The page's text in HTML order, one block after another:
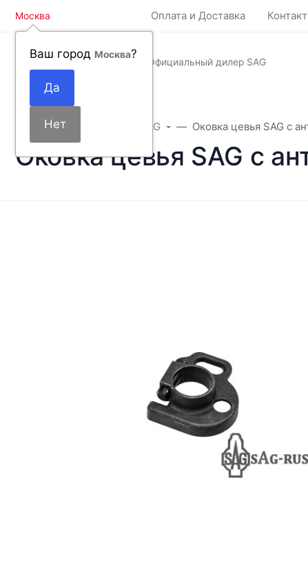
Москва
Ваш город Москва?
Оплата и Доставка
Официальный дилер SAG
Главная Аксессуары SAG Оковка цевья SAG с
Оковка цевья SAG с